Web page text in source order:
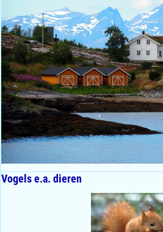
Vogels e.a. dieren